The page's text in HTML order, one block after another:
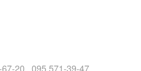
20 095 571-39-47